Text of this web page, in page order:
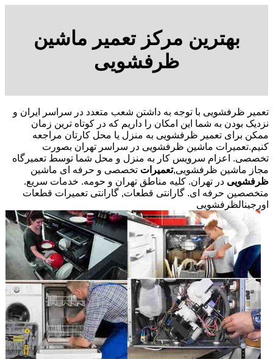
بهترین مرکز تعمیر ماشین
ظرفشویی
تعمیر ظرفشویی با توجه به داشتن شعب متعدد در سراسر ایران و
نزدیک بودن به شما این امکان را داریم که در کوتاه ترین زمان
ممکن برای تعمیر ظرفشویی به منزل یا محل کارتان مراجعه
کنیم.تعمیرات ماشین ظرفشویی در سراسر تهران بصورت
تخصصی. اعزام سرویس کار به منزل و محل شما توسط تعمیرگاه
مجاز ماشین ظرفشویی,تعمیرات تخصصی و حرفه ای ماشین
ظرفشویی در تهران. کلیه مناطق تهران و حومه. خدمات سریع.
متخصصین حرفه ای. گارانتی قطعات, گارانتی تعمیرات قطعات
اورجینالظرفشویی